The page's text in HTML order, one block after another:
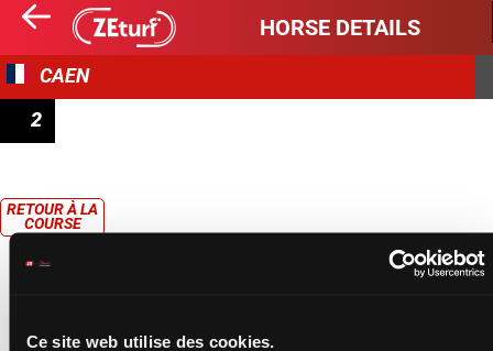
Ce site web utilise des cookies.
HORSE DETAILS
CAEN
2
RETOUR À LA
COURSE